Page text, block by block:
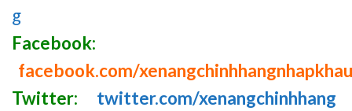
g
Facebook:
facebook.com/xenangchinhhangnhapkhau
Twitter:
twitter.com/xenangchinhhang